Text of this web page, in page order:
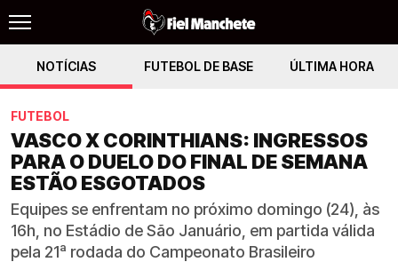
NOTÍCIAS FUTEBOL DE BASE ÚLTIMA HORA
FUTEBOL
VASCO X CORINTHIANS: INGRESSOS
PARA O DUELO DO FINAL DE SEMANA
ESTÃO ESGOTADOS
Equipes se enfrentam no próximo domingo (24), às
16h, no Estádio de São Januário, em partida válida
pela 21ª rodada do Campeonato Brasileiro